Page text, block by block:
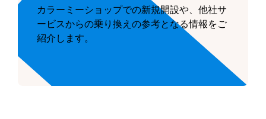
カラーミーショップでの新規開設や、他社サ
ービスからの乗り換えの参考となる情報をご
紹介します。